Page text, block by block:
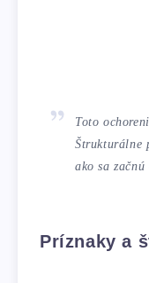
Toto
Štrukturálne
ako sa
Príznaky a